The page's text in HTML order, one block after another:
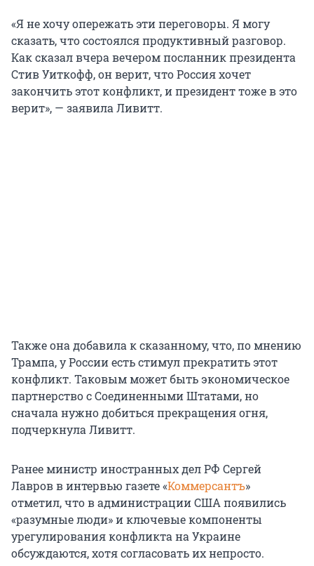
«Я не хочу опережать эти переговоры. Я могу
сказать, что состоялся продуктивный разговор.
Как сказал вчера вечером посланник президента
Стив Уиткофф, он верит, что Россия хочет
закончить этот конфликт, и президент тоже в это
верит», — заявила Ливитт.
Также она добавила к сказанному, что, по мнению
Трампа, у России есть стимул прекратить этот
конфликт. Таковым может быть экономическое
партнерство с Соединенными Штатами, но
сначала нужно добиться прекращения огня,
подчеркнула Ливитт.
Ранее министр иностранных дел РФ Сергей
Лавров в интервью газете «Коммерсантъ»
отметил, что в администрации США появились
«разумные люди» и ключевые компоненты
урегулирования конфликта на Украине
обсуждаются, хотя согласовать их непросто.